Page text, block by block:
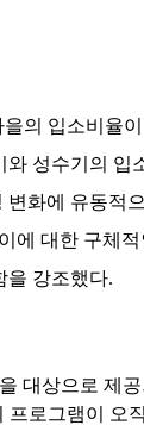
의 입소비율
와 성수기의 입
변화에 유동적
이에 대한 구체
을 강조했다.
대상으로 제
프로그램이 오